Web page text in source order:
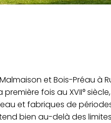
et Bois-Préau à
fois au XVII°
et fabriques de
bien au-delà des